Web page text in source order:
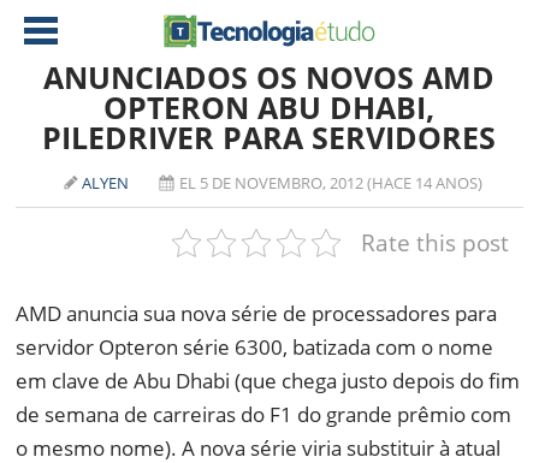
NOTÍCIAS
AMD
NVIDIA
SOFTWARE
NOTEBOOKS
TABLETS
NOKIA
DOWNLOADS
ANUNCIADOS OS NOVOS AMD
OPTERON ABU DHABI,
PILEDRIVER PARA SERVIDORES
ALYEN EL 5 DE NOVEMBRO, 2012 (HACE 14 ANOS)
Rate this post
AMD anuncia sua nova série de processadores para
servidor Opteron série 6300, batizada com o nome
em clave de Abu Dhabi (que chega justo depois do fim
de semana de carreiras do F1 do grande prêmio com
o mesmo nome). A nova série viria substituir à atual